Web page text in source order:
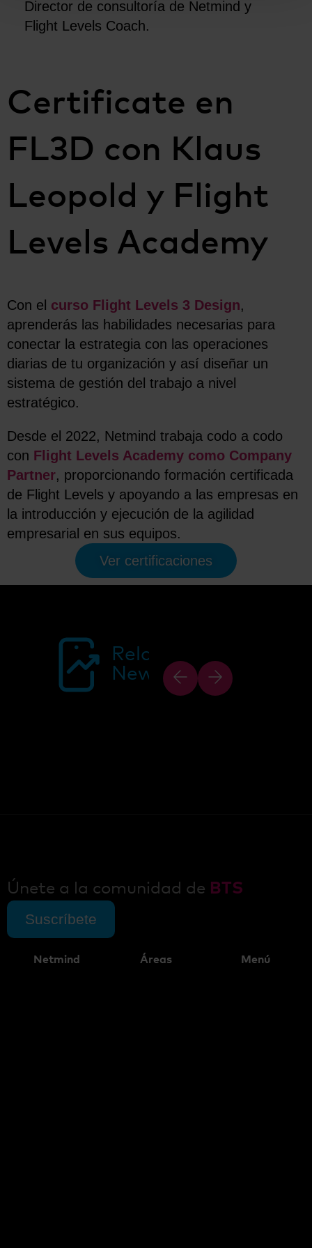
Director de consultoría de Netmind y
Flight Levels Coach.
Certificate en
FL3D con Klaus
Leopold y Flight
Levels Academy
Con el curso Flight Levels 3 Design,
aprenderás las habilidades necesarias para
conectar la estrategia con las operaciones
diarias de tu organización y así diseñar un
sistema de gestión del trabajo a nivel
estratégico.
Desde el 2022, Netmind trabaja codo a codo
con Flight Levels Academy como Company
Partner, proporcionando formación certificada
de Flight Levels y apoyando a las empresas en
la introducción y ejecución de la agilidad
empresarial en sus equipos.
Ver certificaciones
Related
News
Únete a la comunidad de BTS
Suscríbete
Netmind Áreas Menú